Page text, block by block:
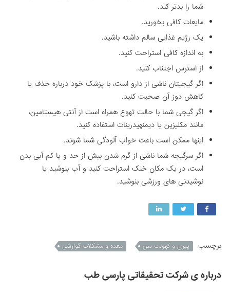
شما را بدتر کند.
مایعات کافی بخورید.
یک رژیم غذایی سالم داشته باشید.
به اندازه کافی استراحت کنید.
از استرس اجتناب کنید.
اگر گیجیتان ناشی از دارو است، با پزشک خود درباره حذف یا
کاهش دوز آن صحبت کنید.
اگر گیجی شما با حالت تهوع همراه است از آنتی هیستامین،
مانند مکلیزین یا دیمنهیدرینات استفاده کنید.
اینها ممکن است باعث خواب آلودگی شما شوند.
اگر سرگیجه شما ناشی از گرم شدن بیش از حد و یا کم آبی بدن
است، در یک مکان خنک استراحت کنید و آب بنوشید یا
نوشیدنی های ورزشی بنوشید.
برچسب پیری و کهولت سن معده و مشکلات گوارشی
درباره ی شرکت تحقیقاتی پارسی طب